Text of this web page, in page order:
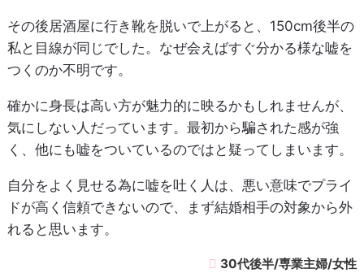
その後居酒屋に行き靴を脱いで上がると、150cm後半の
私と目線が同じでした。なぜ会えばすぐ分かる様な嘘を
つくのか不明です。
確かに身長は高い方が魅力的に映るかもしれませんが、
気にしない人だっています。最初から騙された感が強
く、他にも嘘をついているのではと疑ってしまいます。
自分をよく見せる為に嘘を吐く人は、悪い意味でプライ
ドが高く信頼できないので、まず結婚相手の対象から外
れると思います。
30代後半/専業主婦/女性